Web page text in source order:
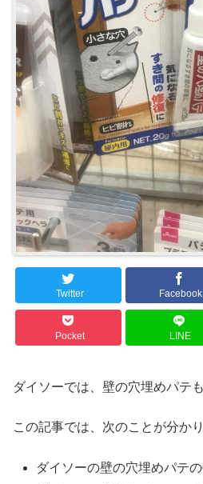
Twitter Facebook
Pocket LINE
ダイソーでは、壁の穴埋めパテ
この記事では、次のことが分かり
ダイソーの壁の穴埋めパテ